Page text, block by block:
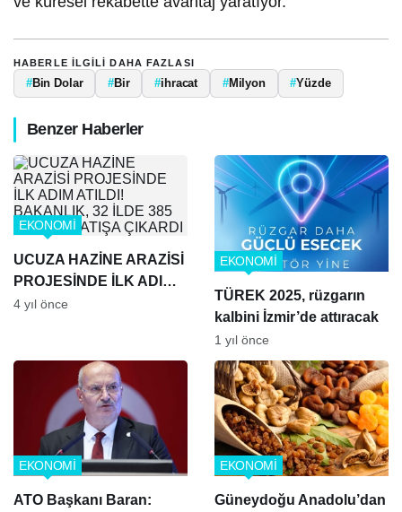
HABERLE ILGILI DAHA FAZLASI
#Bin Dolar #Bir #ihracat #Milyon #Yüzde
Benzer Haberler
UCUZA HAZİNE ARAZİSİ
PROJESİNDE İLK ADIM
ATILDI! BAKANLIK, 32
EKONOMİ
4 yıl önce
TÜREK 2025, rüzgarın
kalbini İzmir’de attıracak
EKONOMİ
1 yıl önce
ATO Başkanı Baran:
EKONOMİ
Güneydoğu Anadolu’dan
EKONOMİ